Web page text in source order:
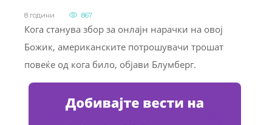
8 години 867
Кога станува збор за онлајн нарачки на овој
Божик, американските потрошувачи трошат
повеќе од кога било, објави Блумберг.